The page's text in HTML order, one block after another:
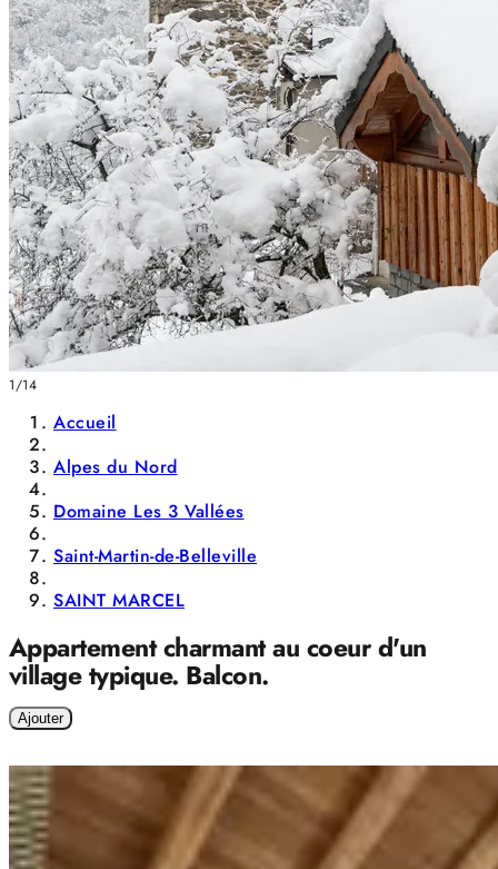
1/14
Accueil
Alpes du Nord
Domaine Les 3 Vallées
Saint-Martin-de-Belleville
SAINT MARCEL
Appartement charmant au coeur d'un
village typique. Balcon.
Ajouter